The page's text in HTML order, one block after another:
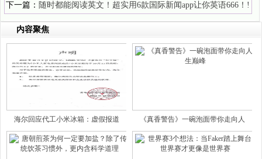
下一篇： 随时都能阅读英文！超实用6款国际新闻app让你英语666！!
内容聚焦
海尔回应代工小米冰箱：虚假报道 《真香警告》一碗泡面带你走向人